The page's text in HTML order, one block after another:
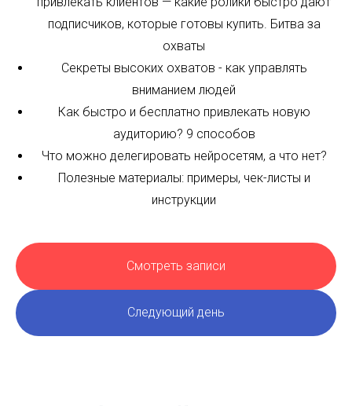
году? ТОП-3 тренда из Калифорнии: какие
инструменты уже используют на Западе
Алгоритм ранжирования - на какие параметры
смотрят соцсети
Что публиковать в социальных сетях, чтобы
привлекать клиентов — какие ролики быстро дают
подписчиков, которые готовы купить. Битва за
охваты
Секреты высоких охватов - как управлять
вниманием людей
Что можно делегировать нейросетям, а что нет?
инструкции